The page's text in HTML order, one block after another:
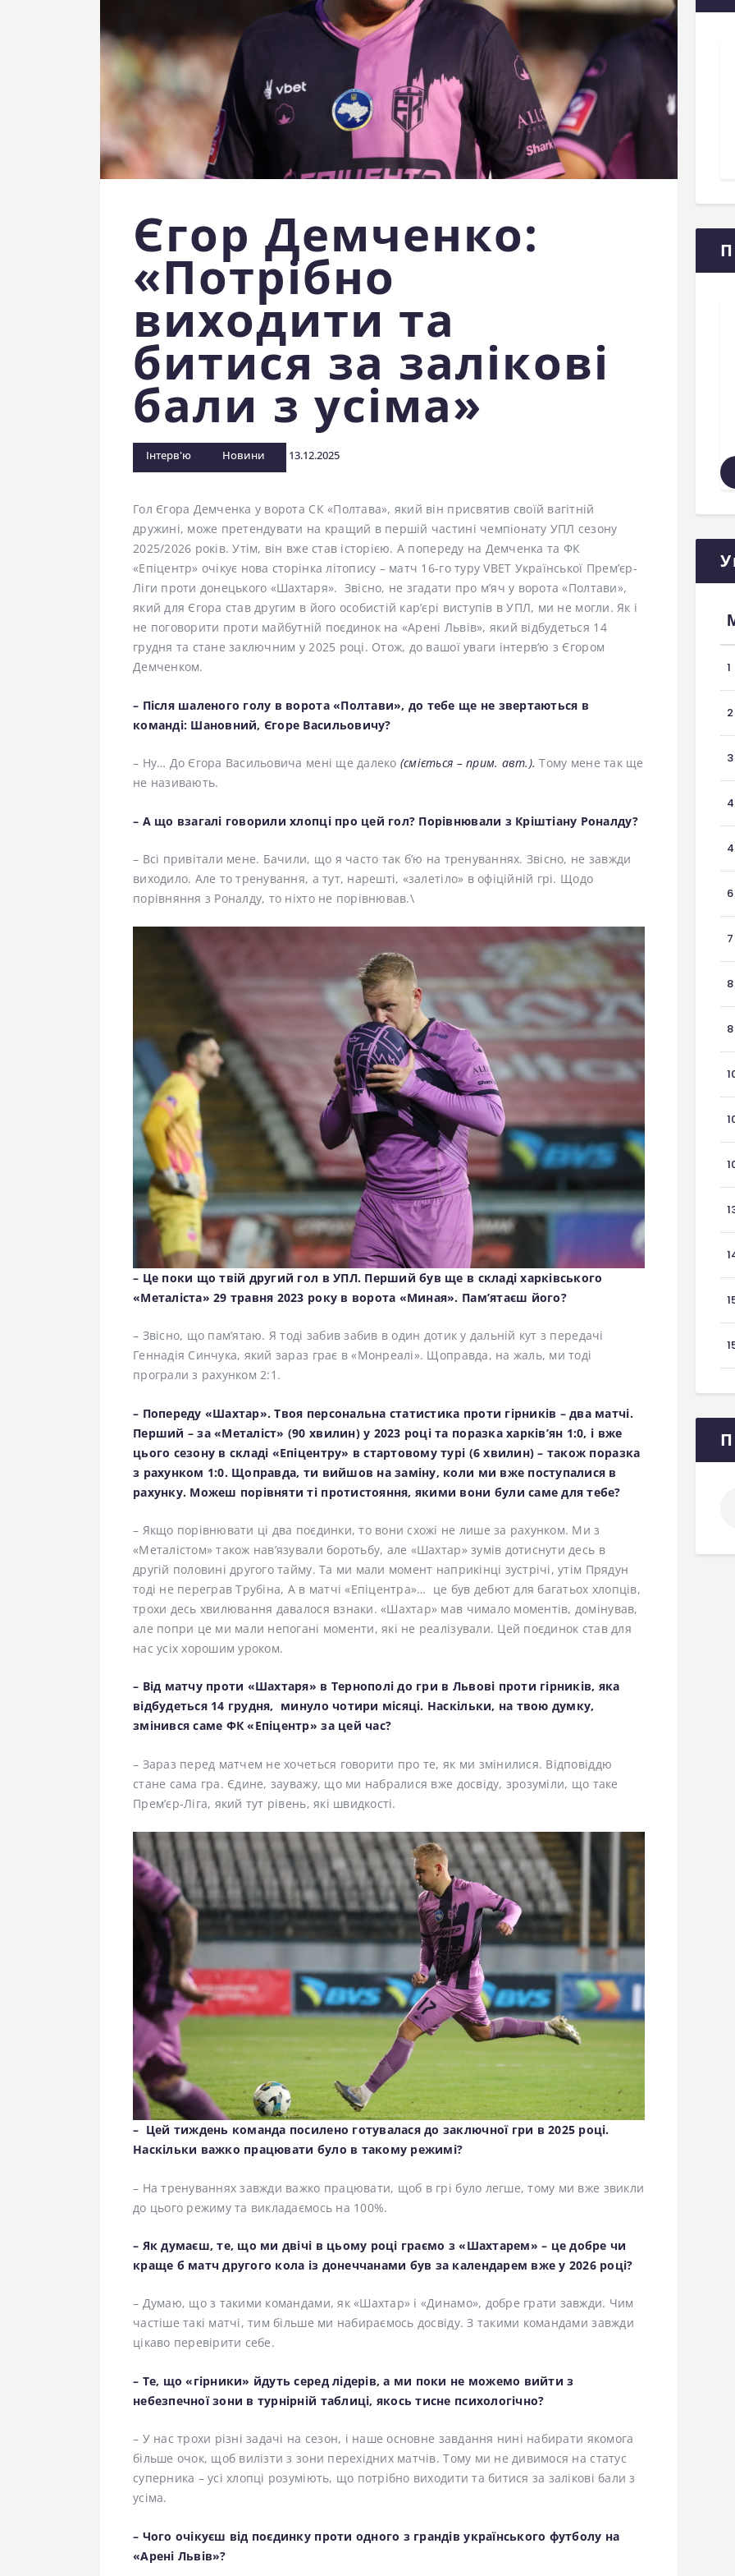
Єгор Демченко:
«Потрібно
виходити та
битися за залікові
бали з усіма»
Інтерв'ю Новини 13.12.2025
Гол Єгора Демченка у ворота СК «Полтава», який він присвятив своїй вагітній
дружині, може претендувати на кращий в першій частині чемпіонату УПЛ сезону
2025/2026 років. Утім, він вже став історією. А попереду на Демченка та ФК
«Епіцентр» очікує нова сторінка літопису – матч 16-го туру VBET Української Прем’єр-
Ліги проти донецького «Шахтаря». Звісно, не згадати про м’яч у ворота «Полтави»,
який для Єгора став другим в його особистій кар’єрі виступів в УПЛ, ми не могли. Як і
не поговорити проти майбутній поєдинок на «Арені Львів», який відбудеться 14
грудня та стане заключним у 2025 році. Отож, до вашої уваги інтерв’ю з Єгором
Демченком.
– Після шаленого голу в ворота «Полтави», до тебе ще не звертаються в
команді: Шановний, Єгоре Васильовичу?
– Ну… До Єгора Васильовича мені ще далеко (сміється – прим. авт.). Тому мене так ще
не називають.
– А що взагалі говорили хлопці про цей гол? Порівнювали з Кріштіану Роналду?
– Всі привітали мене. Бачили, що я часто так б’ю на тренуваннях. Звісно, не завжди
виходило. Але то тренування, а тут, нарешті, «залетіло» в офіційній грі. Щодо
порівняння з Роналду, то ніхто не порівнював.\
– Це поки що твій другий гол в УПЛ. Перший був ще в складі харківського
«Металіста» 29 травня 2023 року в ворота «Миная». Пам’ятаєш його?
– Звісно, що памʼятаю. Я тоді забив забив в один дотик у дальній кут з передачі
Геннадія Синчука, який зараз грає в «Монреалі». Щоправда, на жаль, ми тоді
програли з рахунком 2:1.
– Попереду «Шахтар». Твоя персональна статистика проти гірників – два матчі.
Перший – за «Металіст» (90 хвилин) у 2023 році та поразка харків’ян 1:0, і вже
цього сезону в складі «Епіцентру» в стартовому турі (6 хвилин) – також поразка
з рахунком 1:0. Щоправда, ти вийшов на заміну, коли ми вже поступалися в
рахунку. Можеш порівняти ті протистояння, якими вони були саме для тебе?
– Якщо порівнювати ці два поєдинки, то вони схожі не лише за рахунком. Ми з
«Металістом» також навʼязували боротьбу, але «Шахтар» зумів дотиснути десь в
другій половині другого тайму. Та ми мали момент наприкінці зустрічі, утім Прядун
тоді не переграв Трубіна, А в матчі «Епіцентра»… це був дебют для багатьох хлопців,
трохи десь хвилювання давалося взнаки. «Шахтар» мав чимало моментів, домінував,
але попри це ми мали непогані моменти, які не реалізували. Цей поєдинок став для
нас усіх хорошим уроком.
– Від матчу проти «Шахтаря» в Тернополі до гри в Львові проти гірників, яка
відбудеться 14 грудня, минуло чотири місяці. Наскільки, на твою думку,
змінився саме ФК «Епіцентр» за цей час?
– Зараз перед матчем не хочеться говорити про те, як ми змінилися. Відповіддю
стане сама гра. Єдине, зауважу, що ми набралися вже досвіду, зрозуміли, що таке
Прем’єр-Ліга, який тут рівень, які швидкості.
– Цей тиждень команда посилено готувалася до заключної гри в 2025 році.
Наскільки важко працювати було в такому режимі?
– На тренуваннях завжди важко працювати, щоб в грі було легше, тому ми вже звикли
до цього режиму та викладаємось на 100%.
– Як думаєш, те, що ми двічі в цьому році граємо з «Шахтарем» – це добре чи
краще б матч другого кола із донеччанами був за календарем вже у 2026 році?
– Думаю, що з такими командами, як «Шахтар» і «Динамо», добре грати завжди. Чим
частіше такі матчі, тим більше ми набираємось досвіду. З такими командами завжди
цікаво перевірити себе.
– Те, що «гірники» йдуть серед лідерів, а ми поки не можемо вийти з
небезпечної зони в турнірній таблиці, якось тисне психологічно?
– У нас трохи різні задачі на сезон, і наше основне завдання нині набирати якомога
більше очок, щоб вилізти з зони перехідних матчів. Тому ми не дивимося на статус
суперника – усі хлопці розуміють, що потрібно виходити та битися за залікові бали з
усіма.
– Чого очікуєш від поєдинку проти одного з грандів українського футболу на
«Арені Львів»?
1
2
3
4
4
6
7
8
8